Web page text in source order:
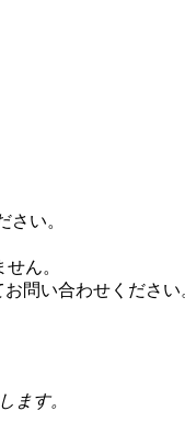
い。
ん。
問い合わせください
ます。